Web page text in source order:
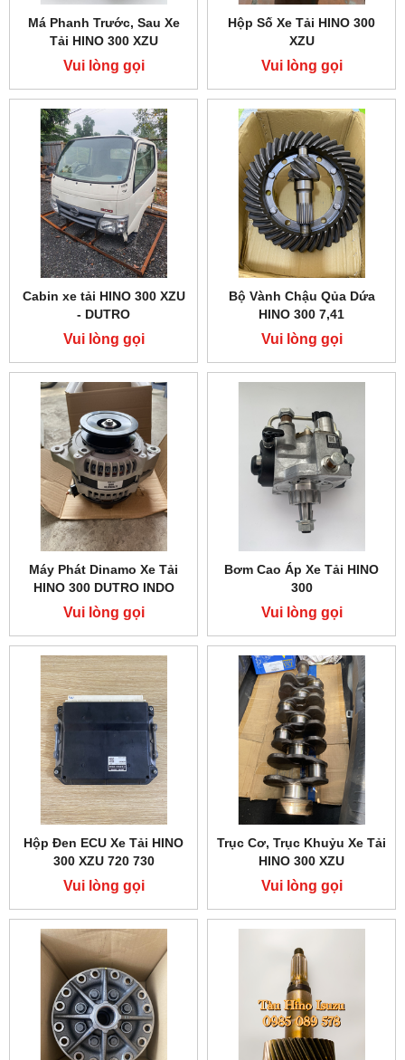
Má Phanh Trước, Sau Xe
Tải HINO 300 XZU
Vui lòng gọi
Hộp Số Xe Tải HINO 300
XZU
Vui lòng gọi
Cabin xe tải HINO 300 XZU
- DUTRO
Vui lòng gọi
Bộ Vành Chậu Qủa Dứa
HINO 300 7,41
Vui lòng gọi
Máy Phát Dinamo Xe Tải
HINO 300 DUTRO INDO
Vui lòng gọi
Bơm Cao Áp Xe Tải HINO
300
Vui lòng gọi
Hộp Đen ECU Xe Tải HINO
300 XZU 720 730
Vui lòng gọi
Trục Cơ, Trục Khuỷu Xe Tải
HINO 300 XZU
Vui lòng gọi